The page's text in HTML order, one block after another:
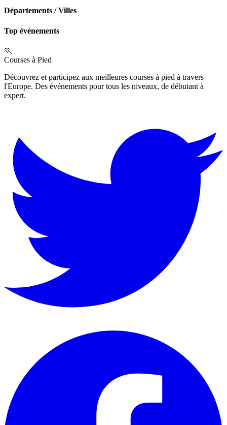
Départements /Villes
Top événements
🏃
Courses à Pied
Découvrez et participez aux meilleures courses à pied à travers
l'Europe. Des événements pour tous les niveaux, de débutant à
expert.